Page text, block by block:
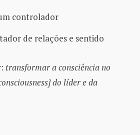
controlador
de relações e sentido
transformar a consciência no
do líder e da